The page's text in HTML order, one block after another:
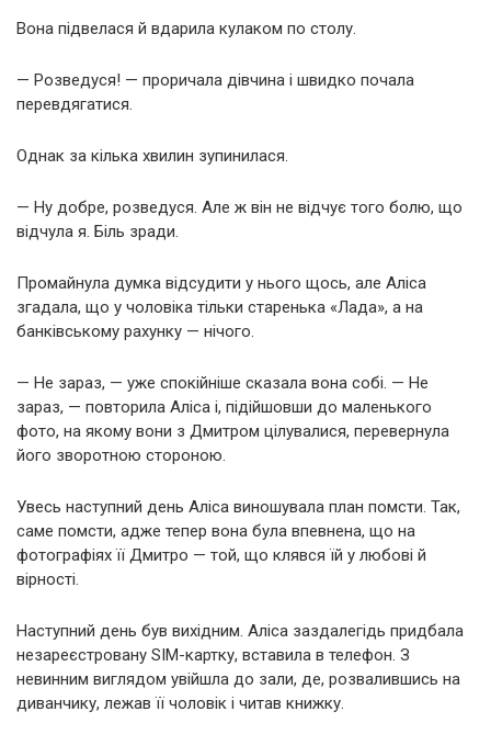
Вона підвелася й вдарила кулаком по столу.
— Розведуся! — проричала дівчина і швидко почала
перевдягатися.
Однак за кілька хвилин зупинилася.
— Ну добре, розведуся. Але ж він не відчує того болю, що
відчула я. Біль зради.
Промайнула думка відсудити у нього щось, але Аліса
згадала, що у чоловіка тільки старенька «Лада», а на
банківському рахунку — нічого.
— Не зараз, — уже спокійніше сказала вона собі. — Не
зараз, — повторила Аліса і, підійшовши до маленького
фото, на якому вони з Дмитром цілувалися, перевернула
його зворотною стороною.
Увесь наступний день Аліса виношувала план помсти. Так,
саме помсти, адже тепер вона була впевнена, що на
фотографіях її Дмитро — той, що клявся їй у любові й
вірності.
Наступний день був вихідним. Аліса заздалегідь придбала
незареєстровану SIM-картку, вставила в телефон. З
невинним виглядом увійшла до зали, де, розвалившись на
диванчику, лежав її чоловік і читав книжку.